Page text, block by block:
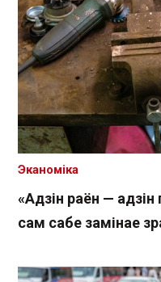
«Адзін раён —
сам сабе замінае
Эканоміка